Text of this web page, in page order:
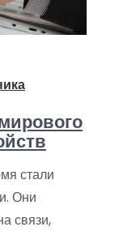
стали
Они
связи,